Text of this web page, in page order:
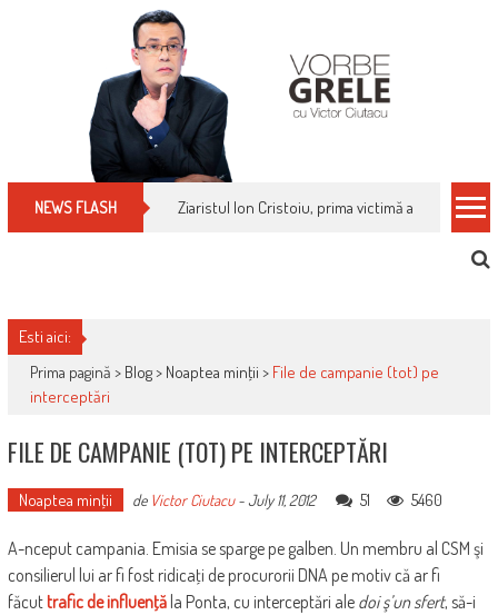
NEWS FLASH Ziaristul Ion Cristoiu, prima victimă a noi
Esti aici:
Prima pagină > Blog> Noaptea minţii > File de campanie (tot) pe
interceptări
FILE DE CAMPANIE (TOT) PE INTERCEPTĂRI
Noaptea minţii de Victor Ciutacu-July 11, 2012 51 5460
A-nceput campania. Emisia se sparge pe galben. Un membru al CSM şi
consilierul lui ar fi fost ridicaţi de procurorii DNA pe motiv că ar fi
făcuttrafic de influenţăla Ponta, cu interceptări ale doi ş’un sfert, să-i